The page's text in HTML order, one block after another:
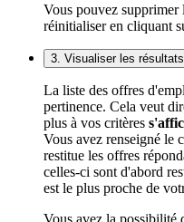
Vous pouvez
réinitialiser en cliquant
3. Visualiser les
La liste des offres
pertinence. Cela veut
plus à vos critères
Vous avez renseigné le
restitue les offres
celles-ci sont d'abord
est le plus proche de
Vous avez la possibilité